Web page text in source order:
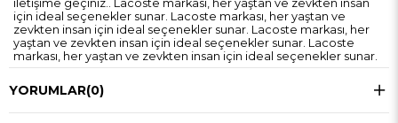
iletişime geçiniz.. Lacoste markası, her yaştan ve zevkten insan
için ideal seçenekler sunar. Lacoste markası, her yaştan ve
zevkten insan için ideal seçenekler sunar. Lacoste markası, her
yaştan ve zevkten insan için ideal seçenekler sunar. Lacoste
markası, her yaştan ve zevkten insan için ideal seçenekler sunar.
YORUMLAR(0)